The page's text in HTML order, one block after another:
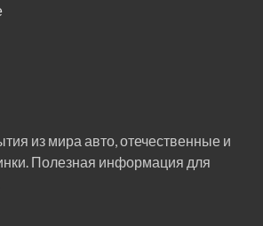
из мира авто, отечественные и
Полезная информация для